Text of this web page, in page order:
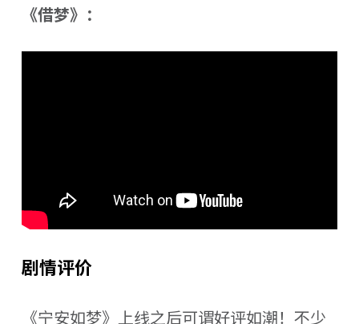
《借梦》：
剧情评价
《宁安如梦》上线之后可谓好评如潮！不少